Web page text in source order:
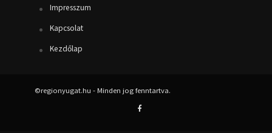
Impresszum
Kapcsolat
Kezdőlap
©regionyugat.hu - Minden jog fenntartva.